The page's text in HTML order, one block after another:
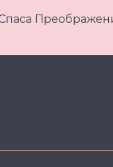
Спаса